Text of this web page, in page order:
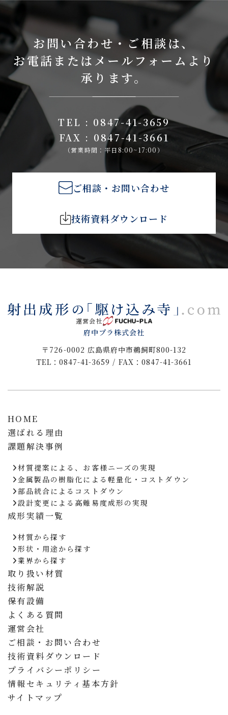
お問い合わせ・ご相談は、
お電話またはメールフォームより
承ります。
TEL : 0847-41-3659
FAX : 0847-41-3661
（営業時間：平日8:00~17:00）
ご相談・お問い合わせ
技術資料ダウンロード
運営会社
府中プラ株式会社
〒726-0002 広島県府中市鵜飼町800-132
TEL：0847-41-3659 / FAX：0847-41-3661
HOME
選ばれる理由
課題解決事例
材質提案による、お客様ニーズの実現
金属製品の樹脂化による軽量化・コストダウン
部品統合によるコストダウン
設計変更による高難易度成形の実現
成形実績一覧
材質から探す
形状・用途から探す
業界から探す
取り扱い材質
技術解説
保有設備
よくある質問
運営会社
ご相談・お問い合わせ
技術資料ダウンロード
プライバシーポリシー
情報セキュリティ基本方針
サイトマップ